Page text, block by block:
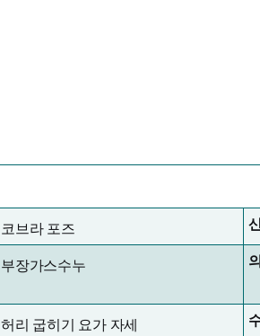
코브라 포즈
부장가스수누
허리 굽히기 요가 자세